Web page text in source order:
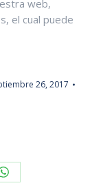
web,
el cual puede
26, 2017
Share